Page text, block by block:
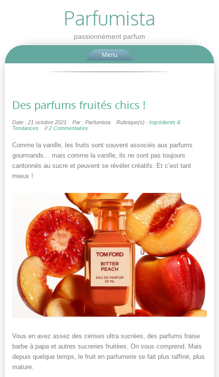
Parfumista
passionnément parfum
Menu
Des parfums fruités chics !
Date : 21 octobre 2021 Par : Parfumista Rubrique(s) : Ingrédients &
Tendances
//2 Commentaires
Comme la vanille, les fruits sont souvent associés aux parfums
gourmands… mais comme la vanille, ils ne sont pas toujours
cantonnés au sucre et peuvent se révéler créatifs. Et c’est tant
mieux !
Vous en avez assez des cerises ultra sucrées, des parfums fraise
barbe à papa et autres sucreries fruitées. On vous comprend. Mais
depuis quelque temps, le fruit en parfumerie se fait plus raffiné, plus
mature.